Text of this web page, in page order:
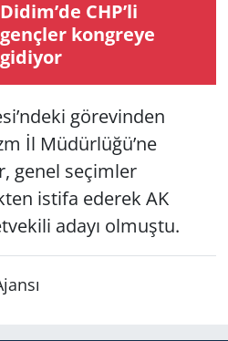
Didim’de CHP’li
gençler kongreye
gidiyor
görevinden
İl Müdürlüğü’ne
genel seçimler
istifa ederek AK
adayı olmuştu.